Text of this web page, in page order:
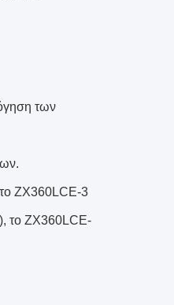
των
ZX360LCE-3
το ZX360LCE-